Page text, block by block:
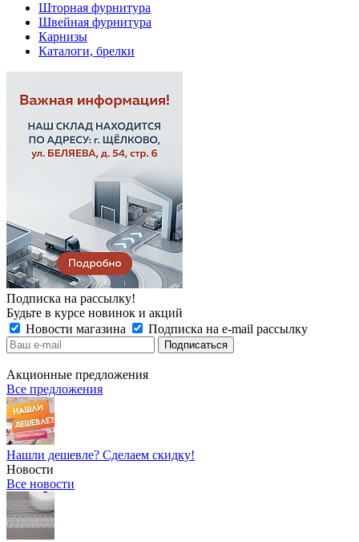
Шторная фурнитура
Швейная фурнитура
Карнизы
Каталоги, брелки
Подписка на рассылку!
Будьте в курсе новинок и акций
Новости магазина
Подписка на e-mail рассылку
Акционные предложения
Все предложения
Нашли дешевле? Сделаем скидку!
Новости
Все новости